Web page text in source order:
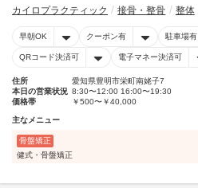
カイロプラクティック 接骨・整骨 整体
早朝OK クーポン有 駐車場有
QRコード決済可 電子マネー決済可
住所
愛知県豊明市栄町南姥子7
本日の営業状況 8:30〜12:00 16:00〜19:30
価格帯
￥500〜￥40,000
主なメニュー
骨盤矯正
健式・骨盤矯正